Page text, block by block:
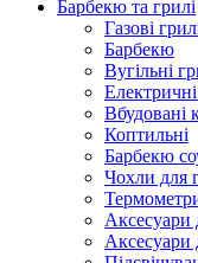
Барбекю та грилі
Газові
Барбекю
Вугільні
Електричні
Вбудовані
Коптильні
Барбекю
Чохли для
Аксесуари
Аксесуари